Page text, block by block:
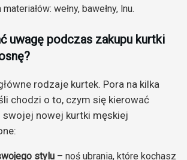
wełny, bawełny, lnu.
uwagę podczas zakupu kurtki
rodzaje kurtek. Pora na kilka
chodzi o to, czym się kierować
swojej nowej kurtki męskiej
stylu – noś ubrania, które kochasz